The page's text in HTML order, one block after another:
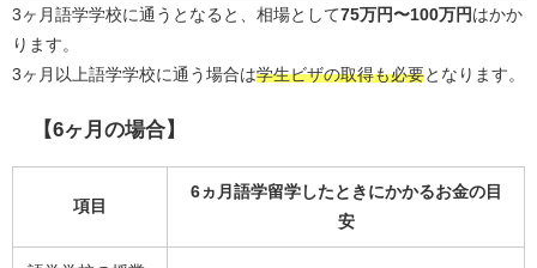
3ヶ月語学学校に通うとなると、相場として75万円〜100万円 はかか
ります。
3ヶ月以上語学学校に通う場合は学生ビザの取得も必要 となります。
【6ヶ月の場合】
項目
6ヵ月語学留学したときにかかるお金の目
安